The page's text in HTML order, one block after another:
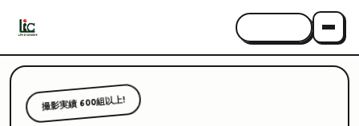
撮影実績 600組以上!